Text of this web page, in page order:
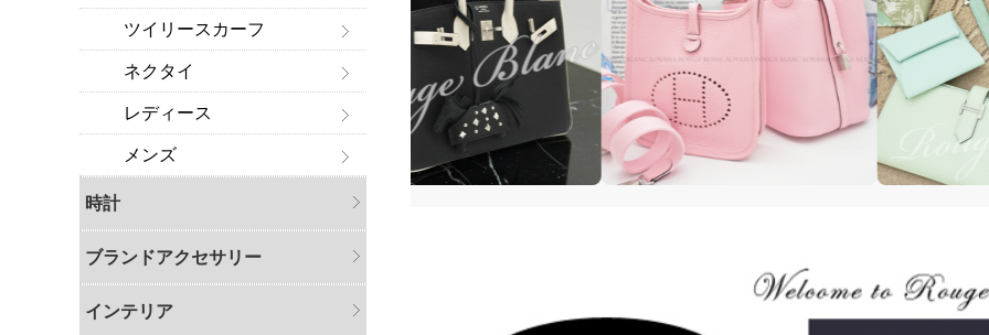
ツイリースカーフ
ネクタイ
レディース
メンズ
時計
ブランドアクセサリー
インテリア